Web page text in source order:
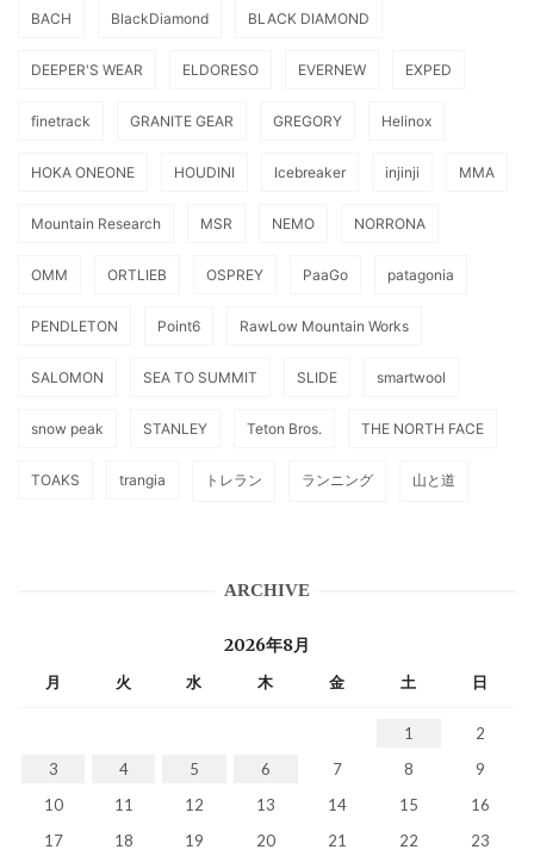
BACH BlackDiamond BLACK DIAMOND
DEEPER'S WEAR ELDORESO EVERNEW EXPED
finetrack GRANITE GEAR GREGORY Helinox
HOKA ONEONE HOUDINI Icebreaker injinji MMA
Mountain Research MSR NEMO NORRONA
OMM ORTLIEB OSPREY PaaGo patagonia
PENDLETON Point6 RawLow Mountain Works
SALOMON SEA TO SUMMIT SLIDE smartwool
snow peak STANLEY Teton Bros. THE NORTH FACE
TOAKS trangia トレラン ランニング 山と道
ARCHIVE
2026年8月
月 火 水 木 金 土 日
1
2
3
4 5 6 7 8
9
10
11 12 13 14 15
16
17
18 19 20 21 22 23